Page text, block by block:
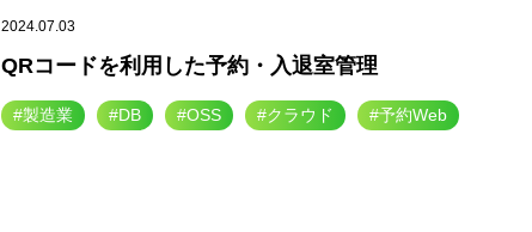
2024.07.03
QRコードを利用した予約・入退室管理
#製造業 #DB #OSS #クラウド #予約Web